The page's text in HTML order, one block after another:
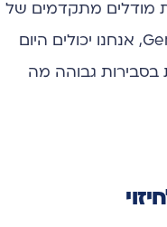
מודלים מתקדמים של
בינה מלאכותית כמו Claude ו-Gemini, אנחנו יכולים היום
גבוהה מה